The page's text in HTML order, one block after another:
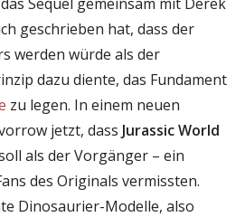
geschrieben hat, dass der
werden würde als der
dazu diente, das Fundament
zu legen. In einem neuen
jetzt, dass Jurassic World
als der Vorgänger – ein
des Originals vermissten.
Dinosaurier-Modelle, also